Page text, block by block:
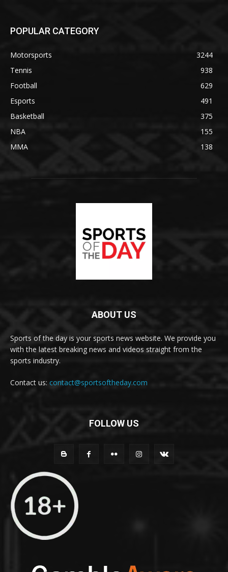
POPULAR CATEGORY
Motorsports
3244
Tennis
938
Football
629
Esports
491
Basketball
375
NBA
155
MMA
138
ABOUT US
Sports of the day is your sports news website. We provide you
with the latest breaking news and videos straight from the
sports industry.
Contact us: contact@sportsoftheday.com
FOLLOW US